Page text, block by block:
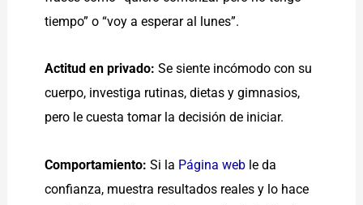
tiempo” o “voy a esperar al lunes”.
Actitud en privado: Se siente incómodo con su
cuerpo, investiga rutinas, dietas y gimnasios,
pero le cuesta tomar la decisión de iniciar.
Comportamiento: Si la Página web le da
confianza, muestra resultados reales y lo hace